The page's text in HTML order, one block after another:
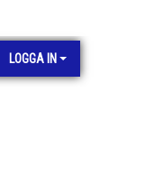
LOGGA IN